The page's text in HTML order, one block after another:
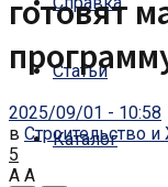
Статьи
Каталог
готовят
2025/09/01 - 10:58
в Строительство
5
A A